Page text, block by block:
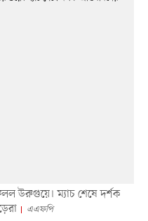
উরুগুয়ে। ম্যাচ শেষে দর্শক
এএফপি